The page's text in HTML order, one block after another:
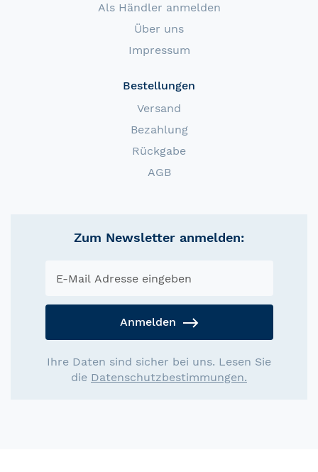
Als Händler anmelden
Über uns
Impressum
Bestellungen
Versand
Bezahlung
Rückgabe
AGB
Zum Newsletter anmelden:
Anmelden
Ihre Daten sind sicher bei uns. Lesen Sie
die Datenschutzbestimmungen.